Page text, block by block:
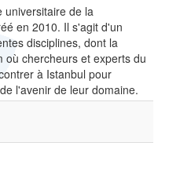
universitaire de la
en 2010. Il s'agit d'un
disciplines, dont la
où chercheurs et experts du
à Istanbul pour
l'avenir de leur domaine.